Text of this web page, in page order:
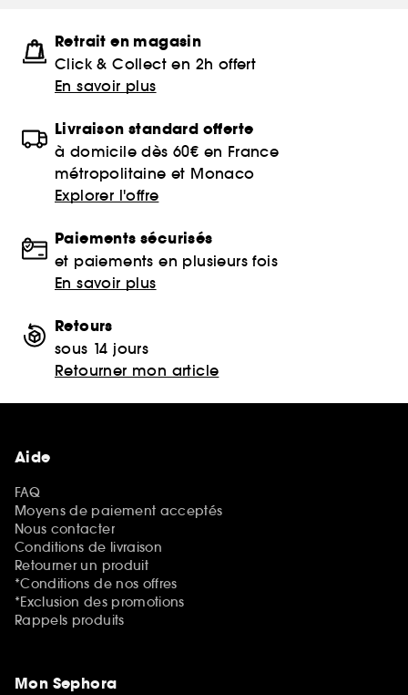
Retrait en magasin
Click & Collect en 2h offert
En savoir plus
Livraison standard offerte
à domicile dès 60€ en France
métropolitaine et Monaco
Explorer l'offre
Paiements sécurisés
et paiements en plusieurs fois
En savoir plus
Retours
sous 14 jours
Retourner mon article
Aide
FAQ
Moyens de paiement acceptés
Nous contacter
Conditions de livraison
Retourner un produit
*Conditions de nos offres
*Exclusion des promotions
Rappels produits
Mon Sephora